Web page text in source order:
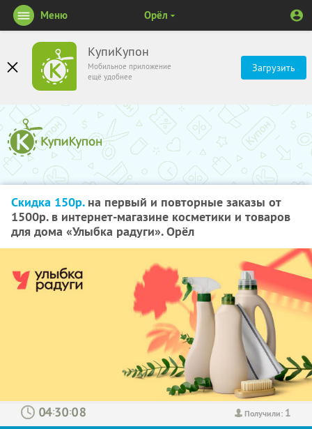
КупиКупон
Мобильное приложение
ещё удобнее
Загрузить
Меню Орёл
Скидка 150р.на первый и повторные заказы от
1500р. в интернет-магазине косметики и товаров
для дома «Улыбка радуги». Орёл
Получили: 1
: :